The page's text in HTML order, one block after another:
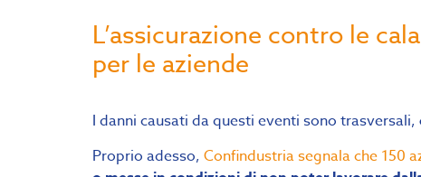
L’assicurazione contro le
per le aziende
I danni causati da questi eventi sono trasversali,
Proprio adesso, Confindustria segnala che 150